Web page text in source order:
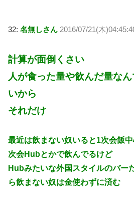
32: 名無しさん 2016/07/21(木
計算が面倒くさい
人が食った量や飲んだ量な
いから
それだけ
最近は飲まない奴いると1次会飯
次会Hubとかで飲んでるけど
Hubみたいな外国スタイルのバー
ら飲まない奴は金使わずに済む